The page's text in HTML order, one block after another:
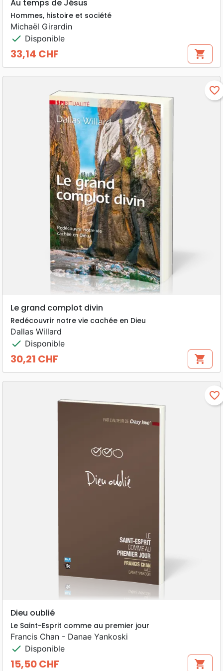
Au temps de Jésus
Hommes, histoire et société
Michaël Girardin
check Disponible
Prix
33,14 CHF shopping_cart
favorite_border
Le grand complot divin
Redécouvrir notre vie cachée en Dieu
Dallas Willard
check Disponible
Prix
30,21 CHF shopping_cart
favorite_border
Dieu oublié
Le Saint-Esprit comme au premier jour
Francis Chan - Danae Yankoski
check Disponible
15,50 CHF shopping_cart